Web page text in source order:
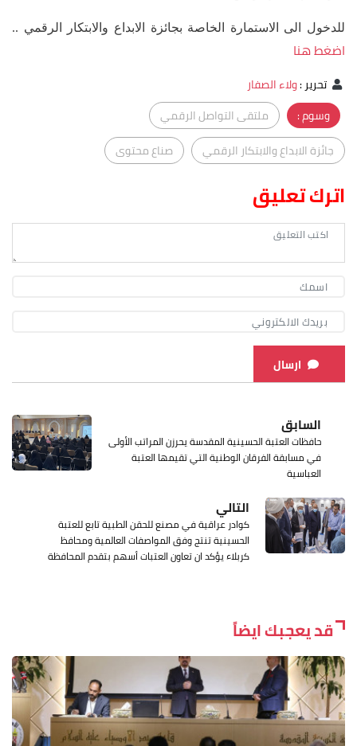
للدخول الى الاستمارة الخاصة بجائزة الابداع والابتكار الرقمي ..
اضغط هنا
تحرير:ولاء الصفار
وسوم :
ملتقى التواصل الرقمي
جائزة الابداع والابتكار الرقمي
صناع محتوى
اترك تعليق
ارسال
السابق
حافظات العتبة الحسينية المقدسة يحرزن المراتب الأولى
في مسابقة الفرقان الوطنية التي تقيمها العتبة
العباسية
التالي
كوادر عراقية في مصنع للحقن الطبية تابع للعتبة
الحسينية تنتج وفق المواصفات العالمية ومحافظ
كربلاء يؤكد ان تعاون العتبات أسهم بتقدم المحافظة
قد يعجبك ايضاً